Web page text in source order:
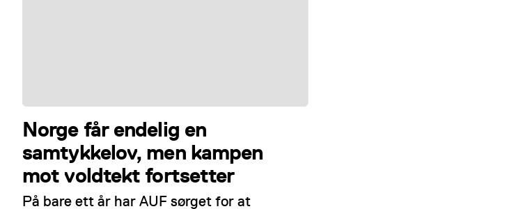
Norge får endelig en
samtykkelov, men kampen
mot voldtekt fortsetter
På bare ett år har AUF sørget for at